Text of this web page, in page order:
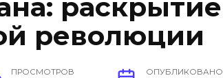
раскрытие
революции
ПРОСМОТРОВ ОПУБЛИКОВАНО